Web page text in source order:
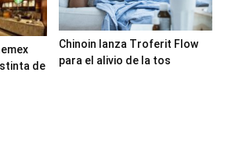
de
Chinoin lanza Troferit Flow
para el alivio de la tos